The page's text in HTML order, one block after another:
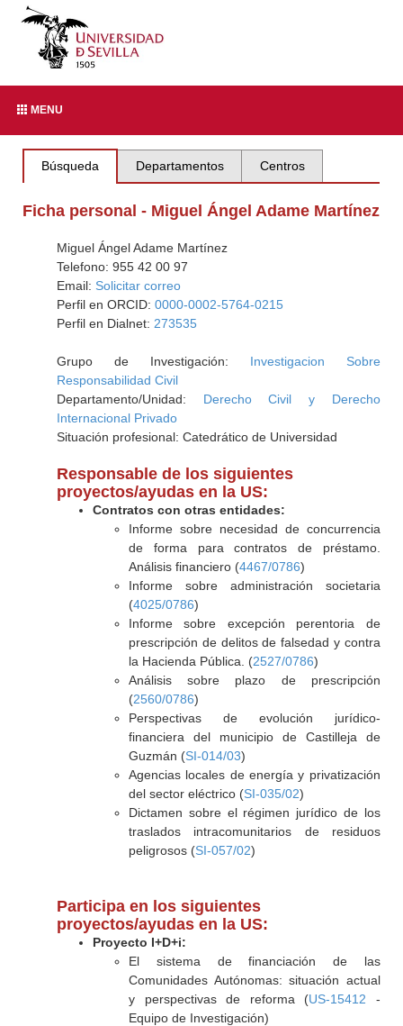
MENU
Búsqueda Departamentos Centros
Ficha personal - Miguel Ángel Adame Martínez
Miguel Ángel Adame Martínez
Telefono: 955 42 00 97
Email: Solicitar correo
Perfil en ORCID: 0000-0002-5764-0215
Perfil en Dialnet: 273535
Grupo de Investigación: Investigacion Sobre
Responsabilidad Civil
Departamento/Unidad: Derecho Civil y Derecho
Internacional Privado
Situación profesional: Catedrático de Universidad
Responsable de los siguientes
proyectos/ayudas en la US:
Contratos con otras entidades:
Informe sobre necesidad de concurrencia
de forma para contratos de préstamo.
Análisis financiero (4467/0786)
Informe sobre administración societaria
(4025/0786)
Informe sobre excepción perentoria de
prescripción de delitos de falsedad y contra
la Hacienda Pública. (2527/0786)
Análisis sobre plazo de prescripción
(2560/0786)
Perspectivas de evolución jurídico-
financiera del municipio de Castilleja de
Guzmán (SI-014/03)
Agencias locales de energía y privatización
del sector eléctrico (SI-035/02)
Dictamen sobre el régimen jurídico de los
traslados intracomunitarios de residuos
peligrosos (SI-057/02)
Participa en los siguientes
proyectos/ayudas en la US:
Proyecto I+D+i:
El sistema de financiación de las
Comunidades Autónomas: situación actual
y perspectivas de reforma (US-15412 -
Equipo de Investigación)